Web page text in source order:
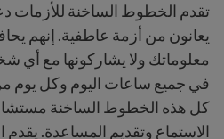
تقدم الخطوط الساخنة للأزمات
يعانون من أزمة عاطفية. إنهم
معلوماتك ولا يشاركونها مع أي
في جميع ساعات اليوم وكل يوم
كل هذه الخطوط الساخنة
الاستماع وتقديم المساعدة.